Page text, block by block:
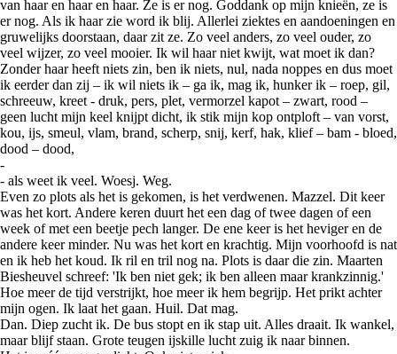
van haar en haar en haar. Ze is er nog. Goddank op mijn knieën, ze is
er nog. Als ik haar zie word ik blij. Allerlei ziektes en aandoeningen en
gruwelijks doorstaan, daar zit ze. Zo veel anders, zo veel ouder, zo
veel wijzer, zo veel mooier. Ik wil haar niet kwijt, wat moet ik dan?
Zonder haar heeft niets zin, ben ik niets, nul, nada noppes en dus moet
ik eerder dan zij – ik wil niets ik – ga ik, mag ik, hunker ik – roep, gil,
schreeuw, kreet - druk, pers, plet, vermorzel kapot – zwart, rood –
geen lucht mijn keel knijpt dicht, ik stik mijn kop ontploft – van vorst,
kou, ijs, smeul, vlam, brand, scherp, snij, kerf, hak, klief – bam - bloed,
dood – dood,
-
- als weet ik veel. Woesj. Weg.
Even zo plots als het is gekomen, is het verdwenen. Mazzel. Dit keer
was het kort. Andere keren duurt het een dag of twee dagen of een
week of met een beetje pech langer. De ene keer is het heviger en de
andere keer minder. Nu was het kort en krachtig. Mijn voorhoofd is nat
en ik heb het koud. Ik ril en tril nog na. Plots is daar die zin. Maarten
Biesheuvel schreef: 'Ik ben niet gek; ik ben alleen maar krankzinnig.'
Hoe meer de tijd verstrijkt, hoe meer ik hem begrijp. Het prikt achter
mijn ogen. Ik laat het gaan. Huil. Dat mag.
Dan. Diep zucht ik. De bus stopt en ik stap uit. Alles draait. Ik wankel,
maar blijf staan. Grote teugen ijskille lucht zuig ik naar binnen.